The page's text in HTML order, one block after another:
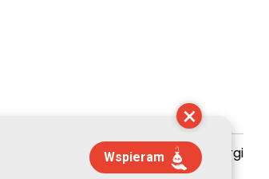
Chrześcijańskiej im. ks. Piotra Skargi
×
Wspieram